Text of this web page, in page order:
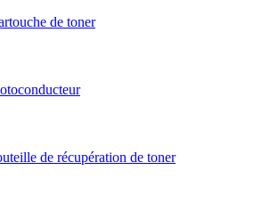
de toner
de récupération de toner